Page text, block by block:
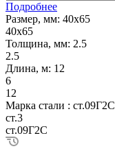
Подробнее
Размер, мм: 40х65
40х65
Толщина, мм: 2.5
2.5
Длина, м: 12
6
12
Марка стали : ст.09Г2С
ст.3
ст.09Г2С